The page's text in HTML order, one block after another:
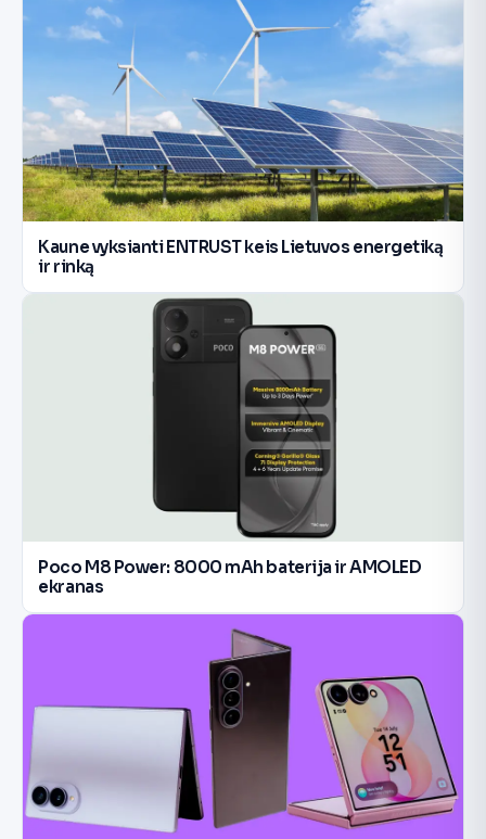
Kaune vyksianti ENTRUST keis Lietuvos energetiką
ir rinką
Poco M8 Power: 8000 mAh baterija ir AMOLED
ekranas